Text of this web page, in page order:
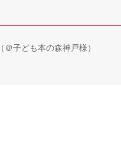
子ども本の森神戸様）